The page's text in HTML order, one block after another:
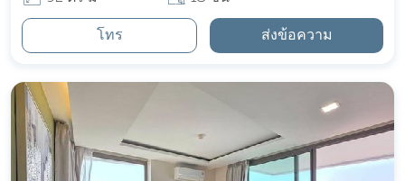
โทร ส่งข้อความ